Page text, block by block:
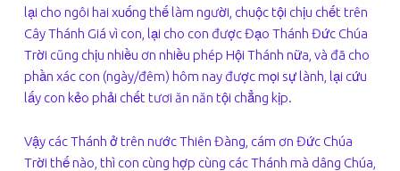
lại cho ngôi hai xuống thế làm người, chuộc tội chịu chết trên
Cây Thánh Giá vì con, lại cho con được Đạo Thánh Đức Chúa
Trời cũng chịu nhiều ơn nhiều phép Hội Thánh nữa, và đã cho
phần xác con (ngày/đêm) hôm nay được mọi sự lành, lại cứu
lấy con kẻo phải chết tươi ăn năn tội chẳng kịp.
Vậy các Thánh ở trên nước Thiên Đàng, cám ơn Đức Chúa
Trời thế nào, thì con cùng hợp cùng các Thánh mà dâng Chúa,